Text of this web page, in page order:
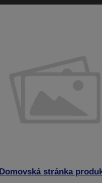
Domovská stránka